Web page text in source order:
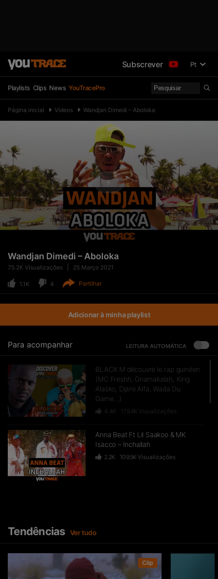
Subscrever Pt
Playlists Clips News YouTracePro
Página inicial Videos Wandjan Dimedi – Aboloka
Wandjan Dimedi – Aboloka
75.2K Visualizações 25 Março 2021
1.1K 4 Partilhar
Adicionar à minha playlist
Para acompanhar LEITURA AUTOMÁTICA
BLACK M découvre le rap guinéen
(MC Freshh, Gnamakalah, King
Alasko, Djanii Alfa, Wada Du
Game…)
4.4K 179.4K Visualizações
Anna Beat Ft Lil Saakoo & MK
Isacco – Inchallah
2.2K 109.5K Visualizações
Takana Zion – M’Makolon
1.1M
Tendências Ver tudo
Clip